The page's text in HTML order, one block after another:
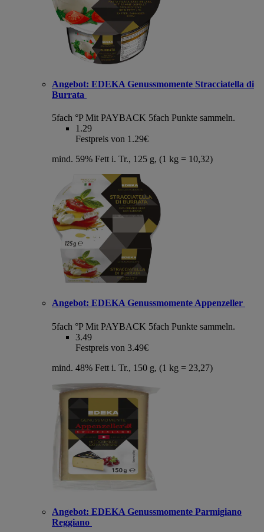
Angebot: EDEKA Genussmomente Stracciatella di
Burrata
5fach °P Mit PAYBACK 5fach Punkte sammeln.
1.29
Festpreis von 1.29€
mind. 59% Fett i. Tr., 125 g, (1 kg = 10,32)
Angebot: EDEKA Genussmomente Appenzeller
5fach °P Mit PAYBACK 5fach Punkte sammeln.
3.49
Festpreis von 3.49€
mind. 48% Fett i. Tr., 150 g, (1 kg = 23,27)
Angebot: EDEKA Genussmomente Parmigiano
Reggiano